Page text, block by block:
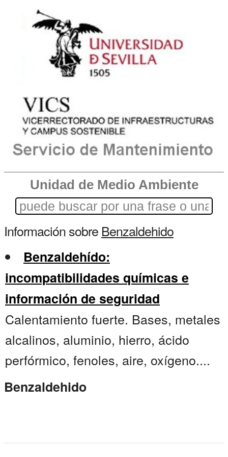
Unidad de Medio Ambiente
Información sobre Benzaldehido
Benzaldehído:
incompatibilidades químicas e
información de seguridad
Calentamiento fuerte. Bases, metales
alcalinos, aluminio, hierro, ácido
perfórmico, fenoles, aire, oxígeno....
Benzaldehido